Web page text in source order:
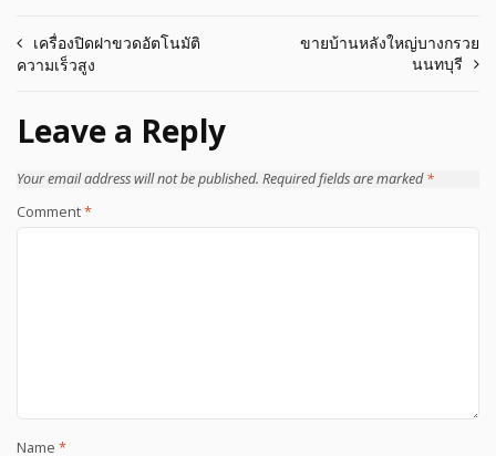
Post
navigation
เครื่องปิดฝาขวดอัตโนมัติ
ความเร็วสูง
ขายบ้านหลังใหญ่บางกรวย
นนทบุรี
Leave a Reply
Your email address will not be published. Required fields are marked*
Comment*
Name *